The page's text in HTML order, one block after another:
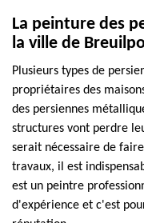
La peinture des
la ville de
Plusieurs types de
propriétaires des
des persiennes
structures vont perdre
serait nécessaire de
travaux, il est
est un peintre
d'expérience et c'est